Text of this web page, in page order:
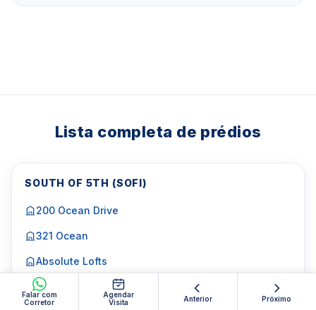
Falar com
Corretor
Agendar
Visita
Anterior Próximo
Lista completa de prédios
SOUTH OF 5TH (SOFI)
200 Ocean Drive
321 Ocean
Absolute Lofts
Apogee